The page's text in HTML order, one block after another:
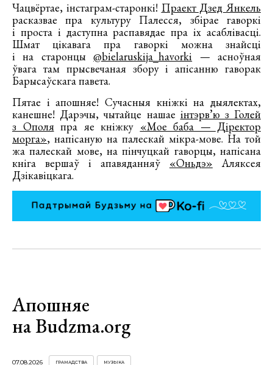
Чацвёртае, інстаграм-старонкі! Праект Дзед Янкель
расказвае пра культуру Палесся, збірае гаворкі
і проста і даступна распавядае пра іх асаблівасці.
Шмат цікавага пра гаворкі можна знайсці
і на старонцы@bielaruskija_havorki — асноўная
ўвага там прысвечаная збору і апісанню гаворак
Барысаўскага павета.
Пятае і апошняе! Сучасныя кніжкі на дыялектах,
канешне! Дарэчы, чытайце нашае інтэрв’ю з Голей
з Ополяпра яе кніжку «Мое баба — Діректор
морга», напісаную на палескай мікра-мове. На той
жа палескай мове, на пінчуцкай гаворцы, напісана
кніга вершаў і апавяданняў «Оньдэ» Аляксея
Дзікавіцкага.
Апошняе
на Budzma.org
07.08.2026 ГРАМАДСТВА МУЗЫКА